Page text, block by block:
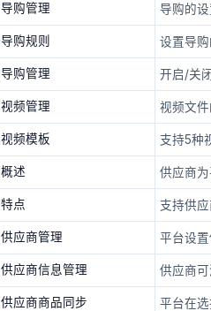
导购管理 导购的
导购规则 设置导
导购管理 开启/关
视频管理 视频文
视频模板 支持5种
概述 供应商
特点 支持供
供应商管理 平台设
供应商信息管理 供应商
供应商商品同步 平台在